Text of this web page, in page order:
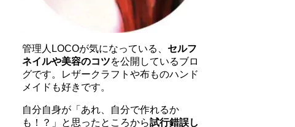
管理人LOCOが気になっている、 セルフ
ネイルや美容のコツを公開しているブロ
グです。レザークラフトや布ものハンド
メイドも好きです。
自分自身が「あれ、自分で作れるか
も！？」と思ったところから試行錯誤し